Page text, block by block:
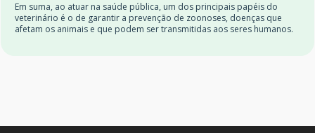
Em suma, ao atuar na saúde pública, um dos principais papéis do
veterinário é o de garantir a prevenção de zoonoses, doenças que
afetam os animais e que podem ser transmitidas aos seres humanos.